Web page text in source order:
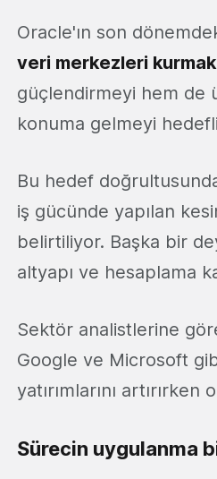
Oracle'ın son
veri merkezleri
güçlendirmeyi hem de
konuma gelmeyi
Bu hedef
iş gücünde yapılan
belirtiliyor. Başka bir
altyapı ve hesaplama
Sektör analistlerine
Google ve Microsoft
yatırımlarını
Sürecin uygulanma